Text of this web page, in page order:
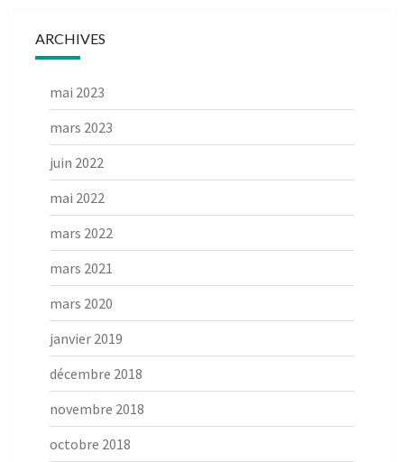
ARCHIVES
mai 2023
mars 2023
juin 2022
mai 2022
mars 2022
mars 2021
mars 2020
janvier 2019
décembre 2018
novembre 2018
octobre 2018